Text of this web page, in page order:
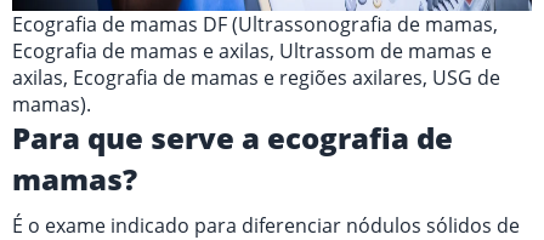
Ecografia de mamas DF (Ultrassonografia de mamas,
Ecografia de mamas e axilas, Ultrassom de mamas e
axilas, Ecografia de mamas e regiões axilares, USG de
mamas).
Para que serve a ecografia de
mamas?
É o exame indicado para diferenciar nódulos sólidos de